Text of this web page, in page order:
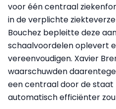
voor één centraal
in de verplichte
Bouchez bepleitte deze
schaalvoordelen oplevert
vereenvoudigen. Xavier
waarschuwden
een centraal door de
automatisch efficiënter zou